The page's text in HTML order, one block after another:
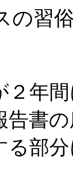
の習
年
告書
る部